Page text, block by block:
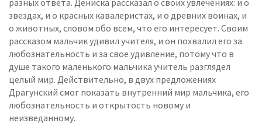
разных ответа. Дениска рассказал о своих увлечениях: и о
звездах, и о красных кавалеристах, и о древних воинах, и
о животных, словом обо всем, что его интересует. Своим
рассказом мальчик удивил учителя, и он похвалил его за
любознательность и за свое удивление, потому что в
душе такого маленького мальчика учитель разглядел
целый мир. Действительно, в двух предложениях
Драгунский смог показать внутренний мир мальчика, его
любознательность и открытость новому и
неизведанному.